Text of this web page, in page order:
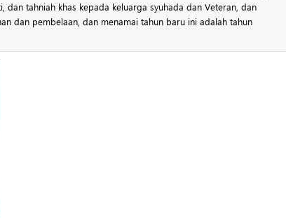
tahniah khas kepada keluarga syuhada dan Veteran, dan
dan pembelaan, dan menamai tahun baru ini adalah tahun